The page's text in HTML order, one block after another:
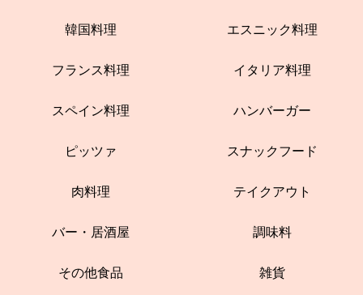
韓国料理 エスニック料理
フランス料理 イタリア料理
スペイン料理 ハンバーガー
ピッツァ スナックフード
肉料理 テイクアウト
バー・居酒屋 調味料
その他食品 雑貨